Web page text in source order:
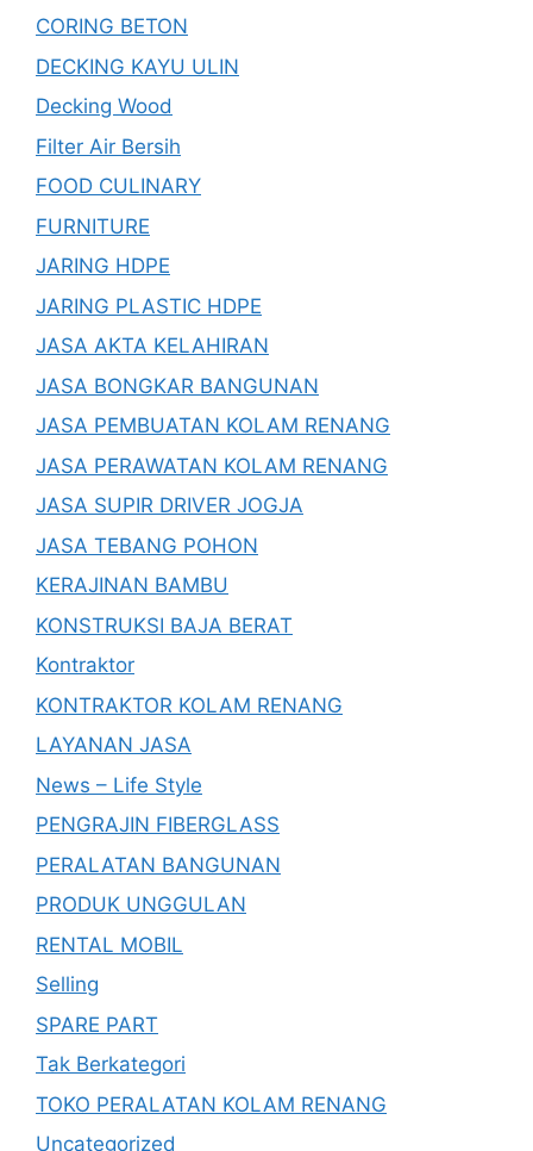
CORING BETON
DECKING KAYU ULIN
Decking Wood
Filter Air Bersih
FOOD CULINARY
FURNITURE
JARING HDPE
JARING PLASTIC HDPE
JASA AKTA KELAHIRAN
JASA BONGKAR BANGUNAN
JASA PEMBUATAN KOLAM RENANG
JASA PERAWATAN KOLAM RENANG
JASA SUPIR DRIVER JOGJA
JASA TEBANG POHON
KERAJINAN BAMBU
KONSTRUKSI BAJA BERAT
Kontraktor
KONTRAKTOR KOLAM RENANG
LAYANAN JASA
News – Life Style
PENGRAJIN FIBERGLASS
PERALATAN BANGUNAN
PRODUK UNGGULAN
RENTAL MOBIL
Selling
SPARE PART
Tak Berkategori
TOKO PERALATAN KOLAM RENANG
Uncategorized